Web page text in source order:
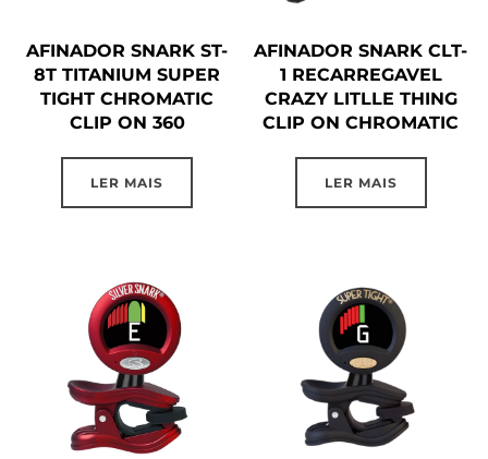
AFINADOR SNARK ST-
8T TITANIUM SUPER
TIGHT CHROMATIC
CLIP ON 360
LER MAIS
AFINADOR SNARK CLT-
1 RECARREGAVEL
CRAZY LITLLE THING
CLIP ON CHROMATIC
LER MAIS